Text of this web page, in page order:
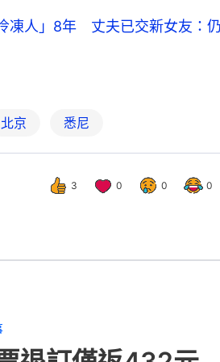
凍人」8年 丈夫已交新女友：
北京 悉尼
3 0 0 0